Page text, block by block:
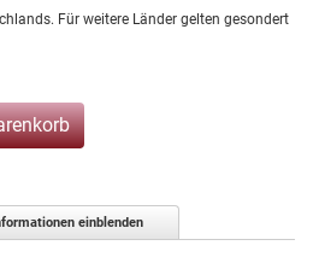
Für weitere Länder gelten gesondert
einblenden